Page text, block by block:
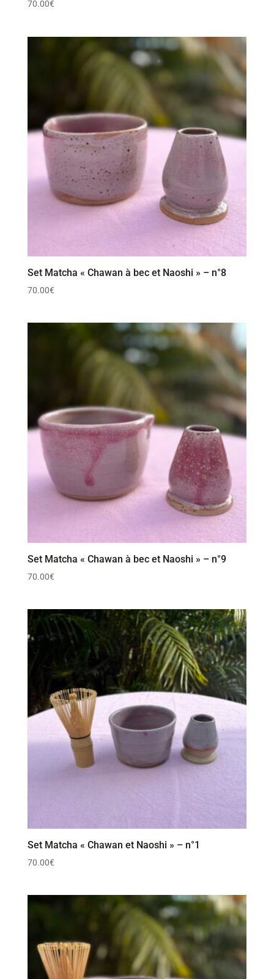
70.00€
Set Matcha « Chawan à bec et Naoshi » – n°8
70.00€
Set Matcha « Chawan à bec et Naoshi » – n°9
70.00€
Set Matcha « Chawan et Naoshi » – n°1
70.00€